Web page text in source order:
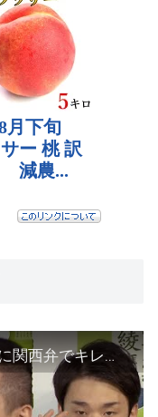
吉岡里帆、ボケ倒すかまいたちに関西弁でキレキレのツッコミ 可愛い言い間違いに赤面 日本コカ・コーラ『綾鷹 豊かな食卓キャンペーン』PRイベント